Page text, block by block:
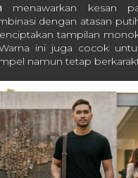
menawarkan kesan
dengan atasan
tampilan
ini juga cocok
namun tetap